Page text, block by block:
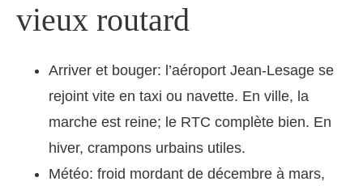
vieux routard
Arriver et bouger: l’aéroport Jean-Lesage se
rejoint vite en taxi ou navette. En ville, la
marche est reine; le RTC complète bien. En
hiver, crampons urbains utiles.
Météo: froid mordant de décembre à mars,